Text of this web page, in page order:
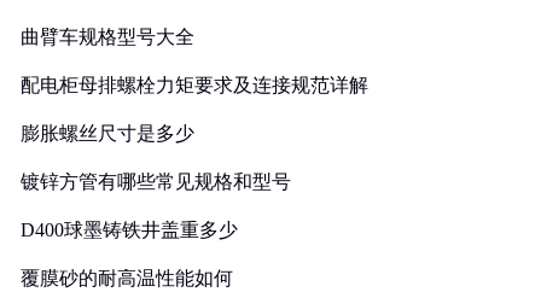
曲臂车规格型号大全
配电柜母排螺栓力矩要求及连接规范详解
膨胀螺丝尺寸是多少
镀锌方管有哪些常见规格和型号
D400球墨铸铁井盖重多少
覆膜砂的耐高温性能如何